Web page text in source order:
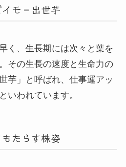
イモ＝出世芋
く、生長期には次々と葉を
その生長の速度と生命力の
芋」と呼ばれ、仕事運アッ
いわれています。
もたらす株姿